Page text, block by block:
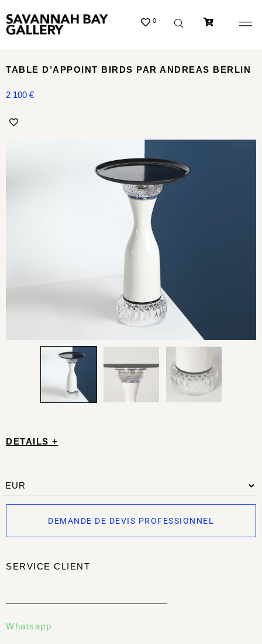
0
DETAILS +
DEMANDE DE DEVIS PROFESSIONNEL
SERVICE CLIENT
Whatsapp
TABLE D’APPOINT BIRDS PAR ANDREAS BERLIN
2 100 €